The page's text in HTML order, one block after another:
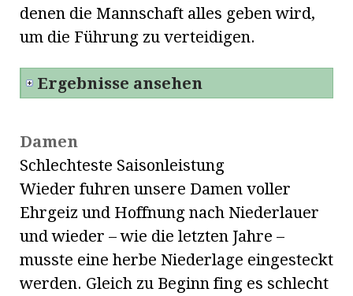
denen die Mannschaft alles geben wird,
um die Führung zu verteidigen.
Ergebnisse ansehen
Damen
Schlechteste Saisonleistung
Wieder fuhren unsere Damen voller
Ehrgeiz und Hoffnung nach Niederlauer
und wieder – wie die letzten Jahre –
musste eine herbe Niederlage eingesteckt
werden. Gleich zu Beginn fing es schlecht